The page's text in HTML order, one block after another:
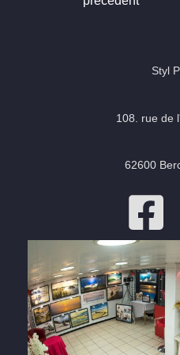
Styl
108. rue de
62600